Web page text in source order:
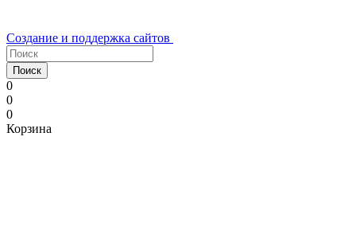
Создание и поддержка сайтов
Поиск
0
0
0
Корзина